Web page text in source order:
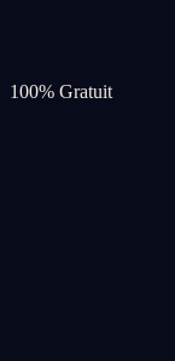
100% Gratuit